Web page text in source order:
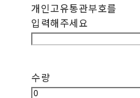
개인고유통관부호를
입력해주세요
수량